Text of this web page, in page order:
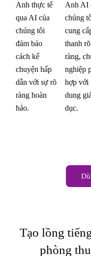
Anh thực tế
qua AI của
chúng tôi
đảm bảo
cách kể
chuyện hấp
dẫn với sự rõ
ràng hoàn
hảo.
Anh AI
chúng
cung
thanh rõ
ràng,
nghiệp
hợp với
dung
dục.
Tạo lồng
phòng